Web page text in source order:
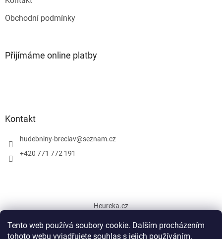
Tento web používá soubory cookie. Dalším procházením
tohoto webu vyjadřujete souhlas s jejich používáním.
Obchodní podmínky
Přijímáme online platby
Kontakt
hudebniny-breclav@seznam.cz
+420 771 772 191
Heureka.cz